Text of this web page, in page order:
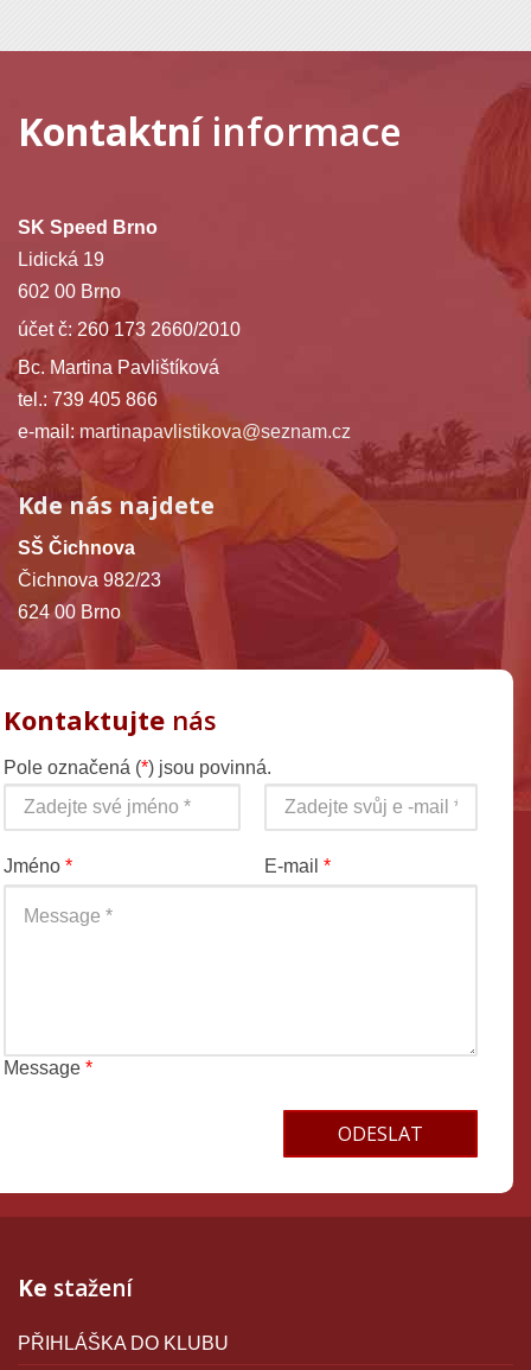
Kontaktníinformace
SK Speed Brno
Lidická 19
602 00 Brno
účet č: 260 173 2660/2010
Bc. Martina Pavlištíková
tel.: 739 405 866
e-mail: martinapavlistikova@seznam.cz
Kde nás najdete
SŠ Čichnova
Čichnova 982/23
624 00 Brno
Kontaktujte nás
Pole označená (*) jsou povinná.
Jméno * E-mail *
Message *
Ke stažení
PŘIHLÁŠKA DO KLUBU